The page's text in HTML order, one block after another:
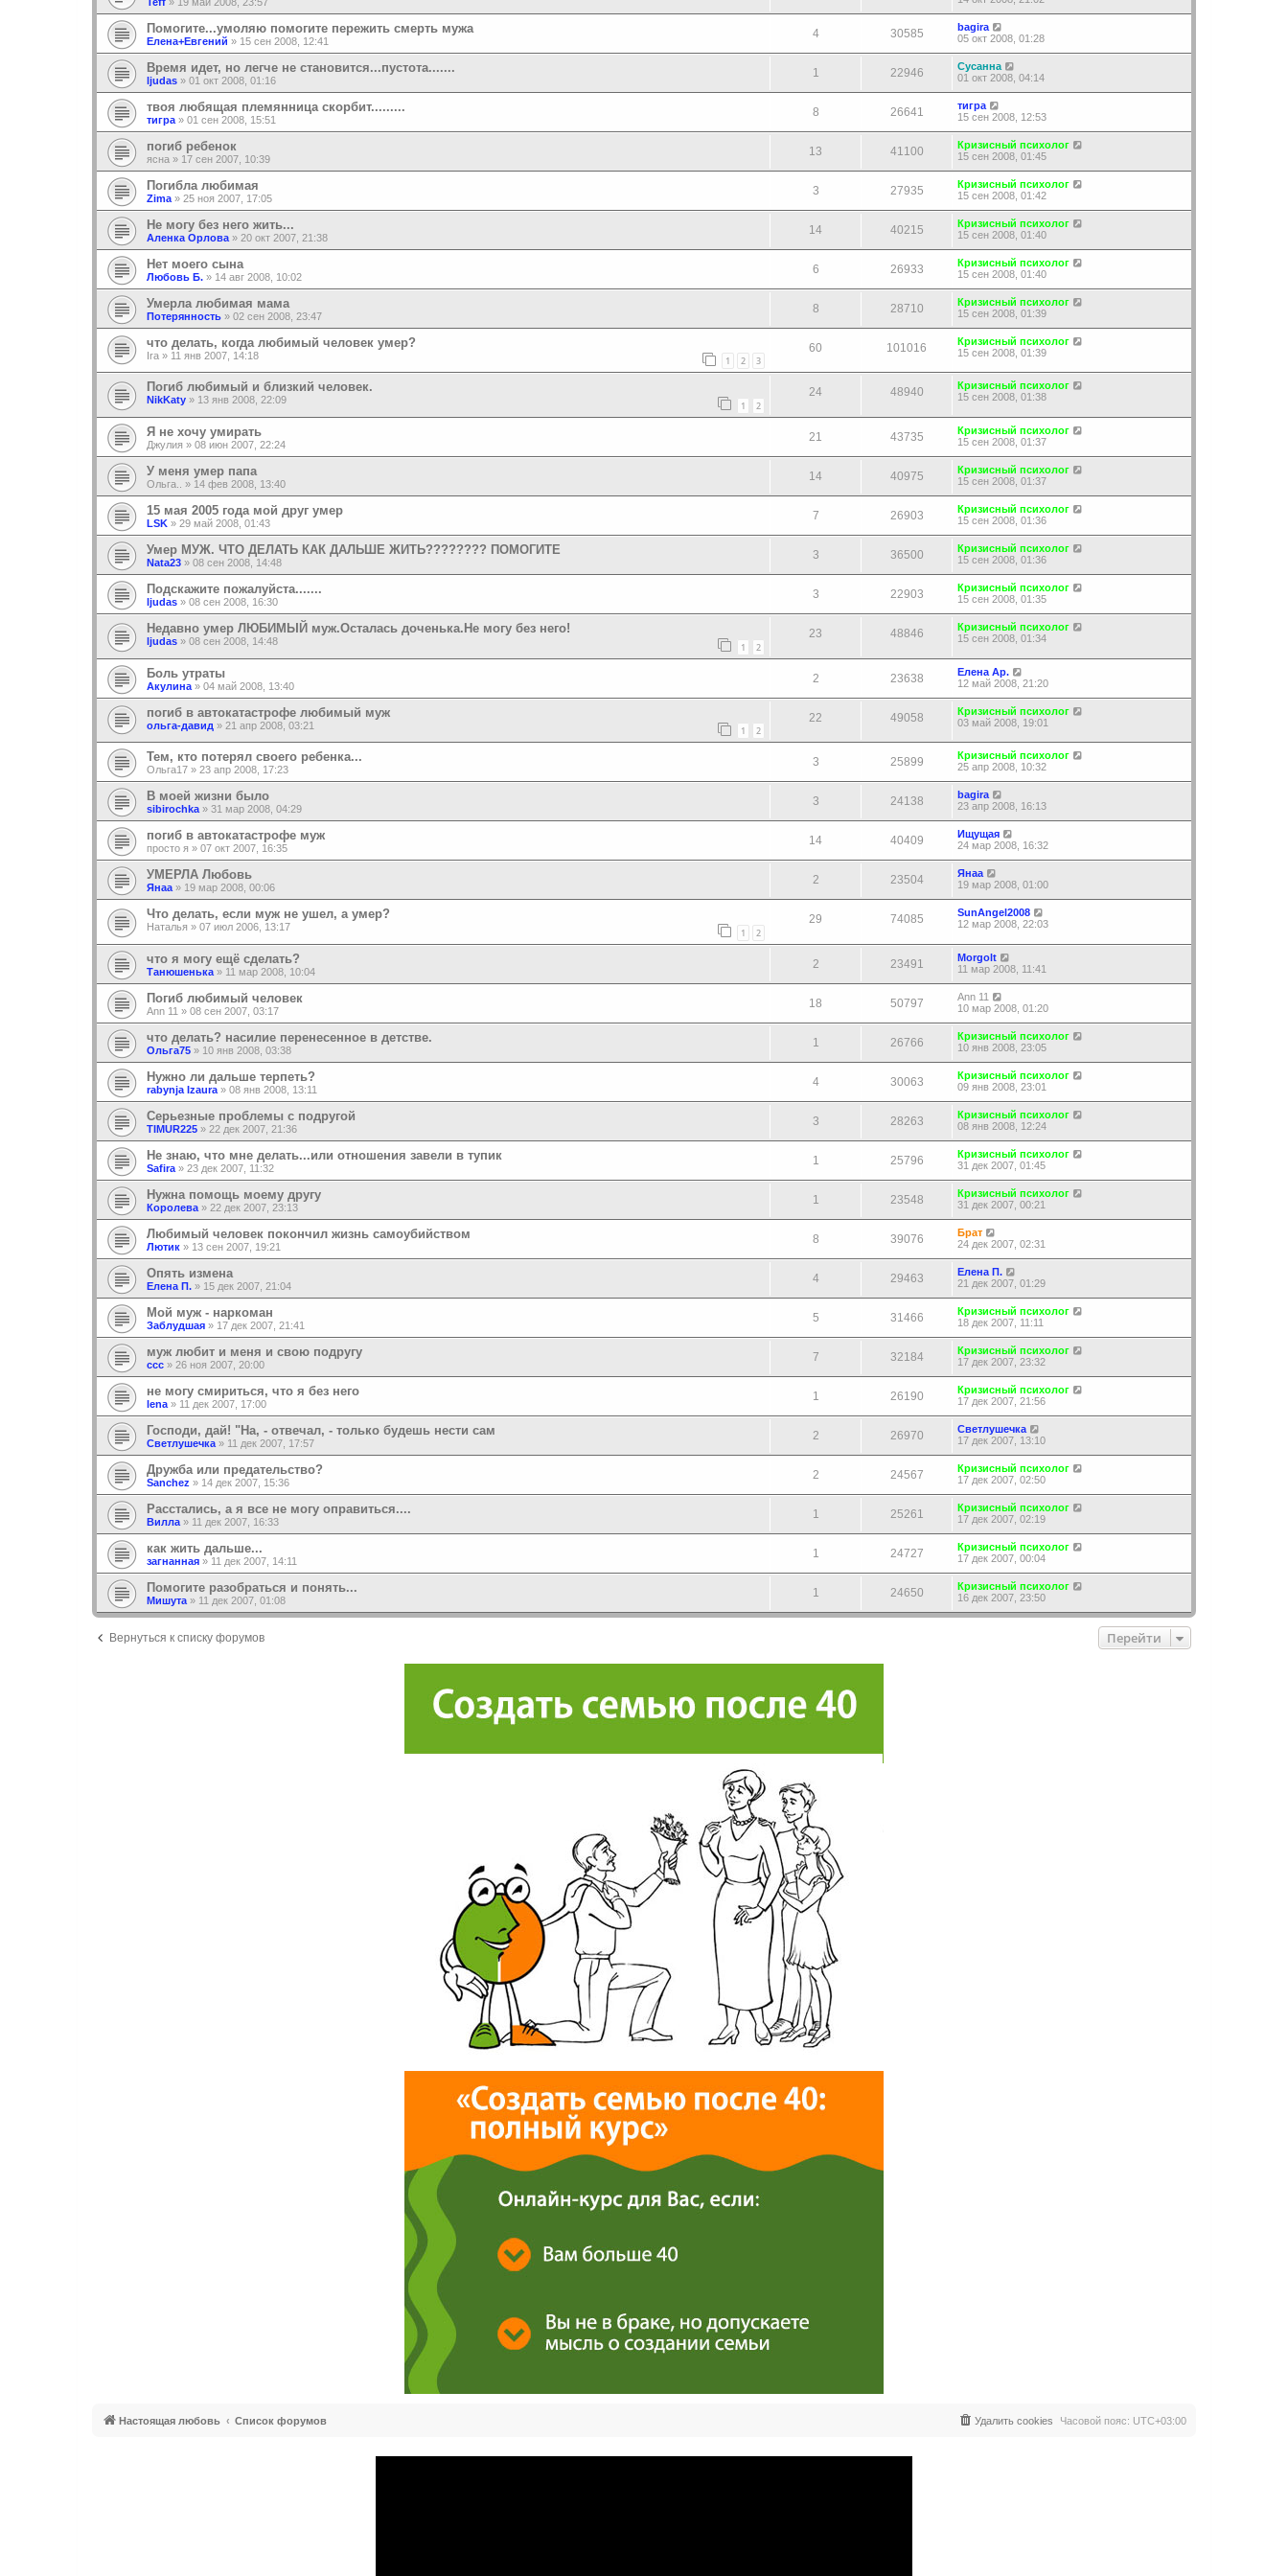
Помогите...умоляю помогите пережить смерть мужа
Елена+Евгений » 15 сен 2008, 12:41
4 30585
bagira
05 окт 2008, 01:28
Время идет, но легче не становится...пустота.......
ljudas » 01 окт 2008, 01:16
1 22946
Сусанна
01 окт 2008, 04:14
твоя любящая племянница скорбит.........
тигра » 01 сен 2008, 15:51
8 26641
тигра
15 сен 2008, 12:53
погиб ребенок
ясна » 17 сен 2007, 10:39
13 41100
Кризисный психолог
15 сен 2008, 01:45
Погибла любимая
Zima » 25 ноя 2007, 17:05
3 27935
Кризисный психолог
15 сен 2008, 01:42
Не могу без него жить...
Аленка Орлова » 20 окт 2007, 21:38
14 40215
Кризисный психолог
15 сен 2008, 01:40
Нет моего сына
Любовь Б. » 14 авг 2008, 10:02
6 26933
Кризисный психолог
15 сен 2008, 01:40
Умерла любимая мама
Потерянность » 02 сен 2008, 23:47
8 28710
Кризисный психолог
15 сен 2008, 01:39
что делать, когда любимый человек умер?
Ira » 11 янв 2007, 14:18 1 2 3
60 101016
Кризисный психолог
15 сен 2008, 01:39
Погиб любимый и близкий человек.
NikKaty » 13 янв 2008, 22:09 1 2
24 48940
Кризисный психолог
15 сен 2008, 01:38
Я не хочу умирать
Джулия » 08 июн 2007, 22:24
21 43735
Кризисный психолог
15 сен 2008, 01:37
У меня умер папа
Ольга.. » 14 фев 2008, 13:40
14 40975
Кризисный психолог
15 сен 2008, 01:37
15 мая 2005 года мой друг умер
LSK » 29 май 2008, 01:43
7 26903
Кризисный психолог
15 сен 2008, 01:36
Умер МУЖ. ЧТО ДЕЛАТЬ КАК ДАЛЬШЕ ЖИТЬ???????? ПОМОГИТЕ
Nata23 » 08 сен 2008, 14:48
3 36500
Кризисный психолог
15 сен 2008, 01:36
Подскажите пожалуйста.......
ljudas » 08 сен 2008, 16:30
3 22903
Кризисный психолог
15 сен 2008, 01:35
Недавно умер ЛЮБИМЫЙ муж.Осталась доченька.Не могу без него!
ljudas » 08 сен 2008, 14:48 1 2
23 48846
Кризисный психолог
15 сен 2008, 01:34
Боль утраты
Акулина » 04 май 2008, 13:40
2 23638
Елена Ар.
12 май 2008, 21:20
погиб в автокатастрофе любимый муж
ольга-давид » 21 апр 2008, 03:21 1 2
22 49058
Кризисный психолог
03 май 2008, 19:01
Тем, кто потерял своего ребенка...
Ольга17 » 23 апр 2008, 17:23
3 25899
Кризисный психолог
25 апр 2008, 10:32
В моей жизни было
sibirochka » 31 мар 2008, 04:29
3 24138
bagira
23 апр 2008, 16:13
погиб в автокатастрофе муж
просто я » 07 окт 2007, 16:35
14 40409
Ищущая
24 мар 2008, 16:32
УМЕРЛА Любовь
Янаа » 19 мар 2008, 00:06
2 23504
Янаа
19 мар 2008, 01:00
Что делать, если муж не ушел, а умер?
Наталья » 07 июл 2006, 13:17 1 2
29 74085
SunAngel2008
12 мар 2008, 22:03
что я могу ещё сделать?
Танюшенька » 11 мар 2008, 10:04
2 23491
Morgolt
11 мар 2008, 11:41
Погиб любимый человек
Ann 11 » 08 сен 2007, 03:17
18 50797
Ann 11
10 мар 2008, 01:20
что делать? насилие перенесенное в детстве.
Ольга75 » 10 янв 2008, 03:38
1 26766
Кризисный психолог
10 янв 2008, 23:05
Нужно ли дальше терпеть?
rabynja Izaura » 08 янв 2008, 13:11
4 30063
Кризисный психолог
09 янв 2008, 23:01
Серьезные проблемы с подругой
TIMUR225 » 22 дек 2007, 21:36
3 28263
Кризисный психолог
08 янв 2008, 12:24
Не знаю, что мне делать...или отношения завели в тупик
Safira » 23 дек 2007, 11:32
1 25796
Кризисный психолог
31 дек 2007, 01:45
Нужна помощь моему другу
Королева » 22 дек 2007, 23:13
1 23548
Кризисный психолог
31 дек 2007, 00:21
Любимый человек покончил жизнь самоубийством
Лютик » 13 сен 2007, 19:21
8 39076
Брат
24 дек 2007, 02:31
Опять измена
Елена П. » 15 дек 2007, 21:04
4 29463
Елена П.
21 дек 2007, 01:29
Мой муж - наркоман
Заблудшая » 17 дек 2007, 21:41
5 31466
Кризисный психолог
18 дек 2007, 11:11
муж любит и меня и свою подругу
ссс » 26 ноя 2007, 20:00
7 32184
Кризисный психолог
17 дек 2007, 23:32
не могу смириться, что я без него
lena » 11 дек 2007, 17:00
1 26190
Кризисный психолог
17 дек 2007, 21:56
Господи, дай! "На, - отвечал, - только будешь нести сам
Светлушечка » 11 дек 2007, 17:57
2 26970
Светлушечка
17 дек 2007, 13:10
Дружба или предательство?
Sanchez » 14 дек 2007, 15:36
2 24567
Кризисный психолог
17 дек 2007, 02:50
Расстались, а я все не могу оправиться....
Вилла » 11 дек 2007, 16:33
1 25261
Кризисный психолог
17 дек 2007, 02:19
как жить дальше...
загнанная » 11 дек 2007, 14:11
1 24727
Кризисный психолог
17 дек 2007, 00:04
Помогите разобраться и понять...
Мишута » 11 дек 2007, 01:08
1 24650
Кризисный психолог
16 дек 2007, 23:50
Вернуться к списку форумов Перейти
Настоящая любовь Список форумов Часовой пояс: UTC+03:00
Удалить cookies